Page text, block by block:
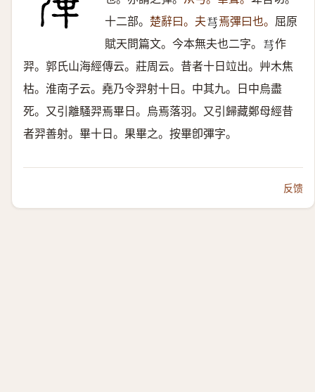
十二部。 楚辭曰。夫𢏗焉彃曰也。 屈原
賦天問篇文。今本無夫也二字。 𢏗作
羿。郭氏山海經傳云。莊周云。昔者十日竝出。艸木焦
枯。淮南子云。堯乃令羿射十日。中其九。日中烏盡
死。又引離騷羿焉畢日。烏焉落羽。又引歸藏鄭母經昔
者羿善射。畢十日。果畢之。按畢卽彃字。
反馈